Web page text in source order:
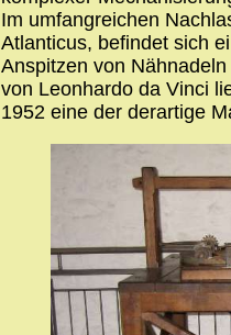
Im umfangreichen
Atlanticus, befindet sich
Anspitzen von
von Leonhardo da Vinci
1952 eine der derartige